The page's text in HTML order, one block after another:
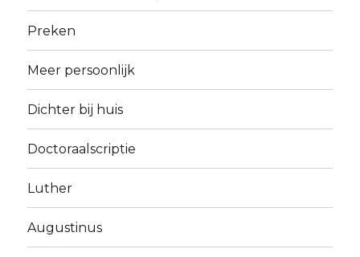
Preken
Meer persoonlijk
Dichter bij huis
Doctoraalscriptie
Luther
Augustinus